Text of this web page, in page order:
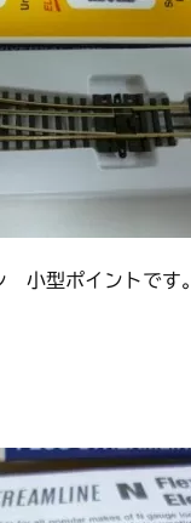
小型ポイントです